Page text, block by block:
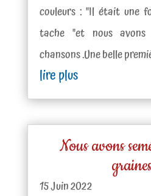
couleurs : "Il était une
tache "et nous
chansons .Une belle
lire plus
Nous avons
15 Juin 2022